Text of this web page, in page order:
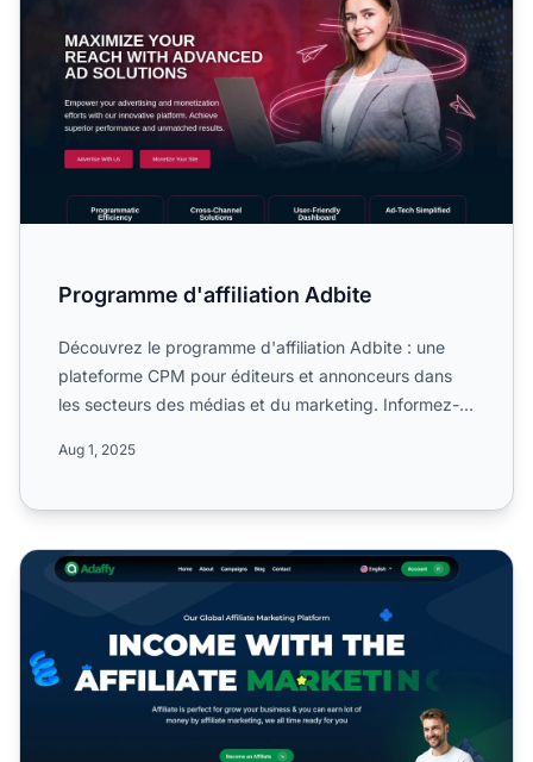
Programme d'affiliation Adbite
Découvrez le programme d'affiliation Adbite : une
plateforme CPM pour éditeurs et annonceurs dans
les secteurs des médias et du marketing. Informez-
Aug 1, 2025
Programme d'affiliation Adaffy